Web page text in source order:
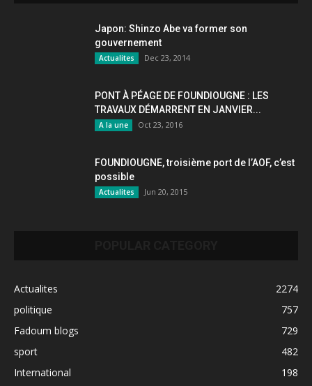
Japon: Shinzo Abe va former son
gouvernement
Actualites Dec 23, 2014
PONT À PÉAGE DE FOUNDIOUGNE : LES
TRAVAUX DÉMARRENT EN JANVIER...
A la une Oct 23, 2016
FOUNDIOUGNE, troisième port de l’AOF, c’est
possible
Actualites Jun 20, 2015
Actualites
2274
politique
757
Fadoum blogs
729
sport
482
International
198